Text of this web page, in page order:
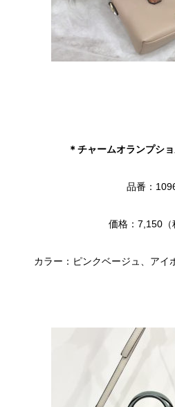
＊チャームオランプシ
品番：
価格：7,150（
カラー：ピンクベージュ、アイ